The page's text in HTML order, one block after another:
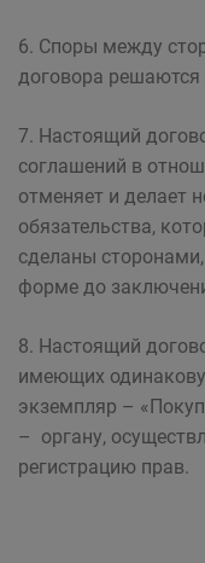
6. Споры между
договора
7. Настоящий
соглашений в
отменяет и делает
обязательства,
сделаны
форме до
8. Настоящий
имеющих
экземпляр –
– органу,
регистрацию прав.